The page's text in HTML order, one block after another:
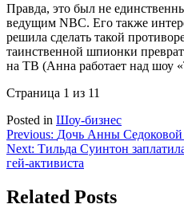
Правда, это был не
ведущим NBC. Его также
решила сделать такой
таинственной шпионки
на ТВ (Анна работает над
Страница 1 из 11
Posted in Шоу-бизнес
Навигация
по
Previous: Дочь Анны Седоковой
Next: Тильда Суинтон
гей-активиста
Related Posts